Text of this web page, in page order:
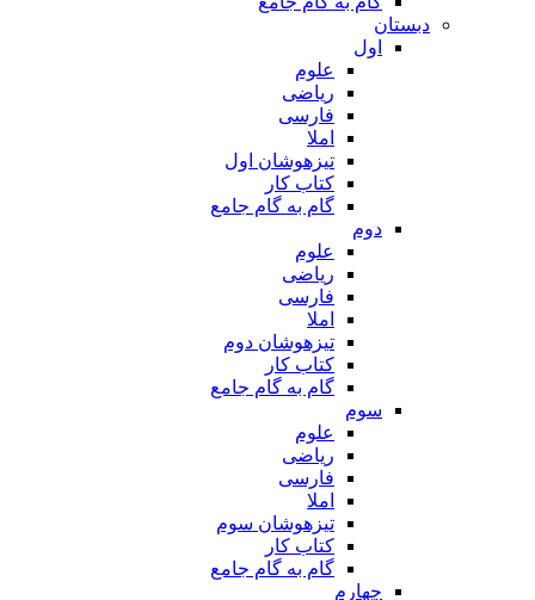
دبستان
اول
علوم
ریاضی
فارسی
املا
تیزهوشان اول
کتاب کار
گام به گام جامع
دوم
علوم
ریاضی
فارسی
املا
تیزهوشان دوم
کتاب کار
گام به گام جامع
سوم
علوم
ریاضی
فارسی
املا
تیزهوشان سوم
کتاب کار
گام به گام جامع
چهارم